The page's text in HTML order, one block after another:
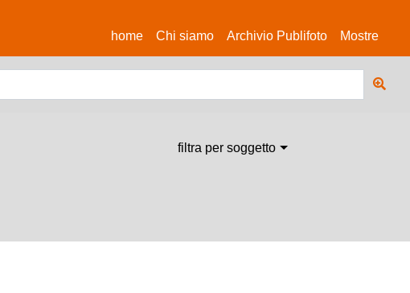
home(current)
Chi siamo Archivio Publifoto Mostre
filtra per soggetto